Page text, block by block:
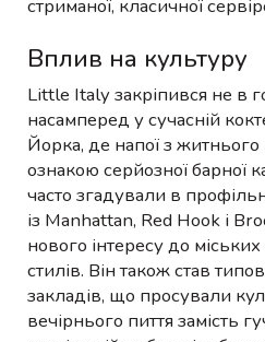
стриманої, класичної
Вплив на культуру
Little Italy закріпився не в
насамперед у сучасній
Йорка, де напої з житнього
ознакою серйозної барної
часто згадували в
із Manhattan, Red Hook і
нового інтересу до
стилів. Він також став
закладів, що просували
вечірнього пиття замість